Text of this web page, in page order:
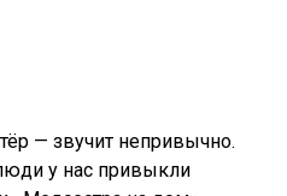
— звучит непривычно.
у нас привыкли